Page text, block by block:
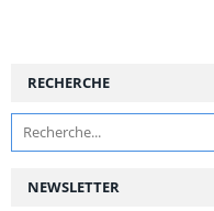
NEWSLETTER
RECHERCHE